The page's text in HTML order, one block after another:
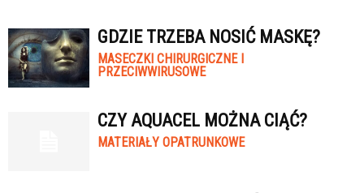
GDZIE TRZEBA NOSIĆ MASKĘ?
MASECZKI CHIRURGICZNE I
PRZECIWWIRUSOWE
CZY AQUACEL MOŻNA CIĄĆ?
MATERIAŁY OPATRUNKOWE